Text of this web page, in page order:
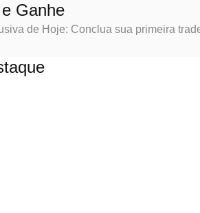
Ganhe
de Hoje: Conclua sua primeira